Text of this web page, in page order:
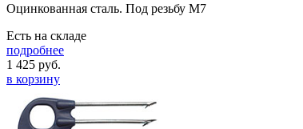
Оцинкованная сталь. Под резьбу M7
Есть на складе
подробнее
1 425 руб.
в корзину